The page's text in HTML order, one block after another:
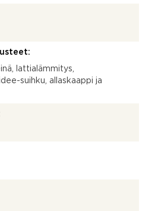
lattialämmitys,
suihku, allaskaappi ja